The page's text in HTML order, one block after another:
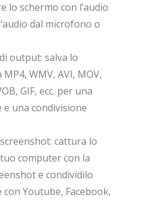
lo schermo con l’audio
dal microfono o
output: salva lo
WMV, AVI, MOV,
GIF, ecc. per una
una condivisione
cattura lo
computer con la
e condividilo
Youtube, Facebook,